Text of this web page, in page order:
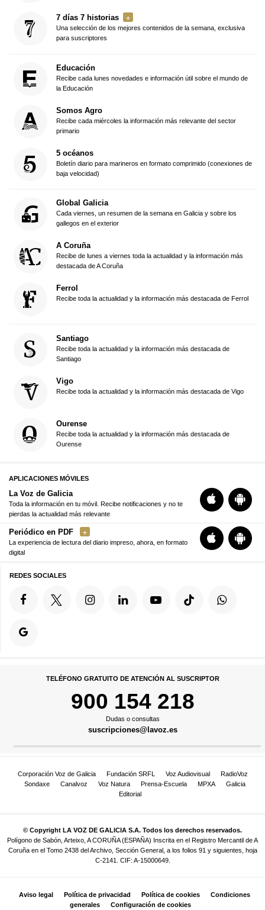
7 días 7 historias
Una selección de los mejores contenidos de la semana, exclusiva
para suscriptores
Educación
Recibe cada lunes novedades e información útil sobre el mundo de
la Educación
Somos Agro
Recibe cada miércoles la información más relevante del sector
primario
5 océanos
Boletín diario para marineros en formato comprimido (conexiones de
baja velocidad)
Global Galicia
Cada viernes, un resumen de la semana en Galicia y sobre los
gallegos en el exterior
A Coruña
Recibe de lunes a viernes toda la actualidad y la información más
destacada de A Coruña
Ferrol
Recibe toda la actualidad y la información más destacada de Ferrol
Santiago
Recibe toda la actualidad y la información más destacada de
Santiago
Vigo
Recibe toda la actualidad y la información más destacada de Vigo
Ourense
Recibe toda la actualidad y la información más destacada de
Ourense
APLICACIONES MÓVILES
La Voz de Galicia
Toda la información en tu móvil. Recibe notificaciones y no te
pierdas la actualidad más relevante
Periódico en PDF
La experiencia de lectura del diario impreso, ahora, en formato
digital
REDES SOCIALES
TELÉFONO GRATUITO DE ATENCIÓN AL SUSCRIPTOR
900 154 218
Dudas o consultas
suscripciones@lavoz.es
Corporación Voz de Galicia Fundación SRFL Voz Audiovisual
RadioVoz
Sondaxe
Canalvoz Voz Natura Prensa-Escuela MPXA
Galicia
Editorial
© Copyright LA VOZ DE GALICIA S.A. Todos los derechos reservados.
Polígono de Sabón, Arteixo, A CORUÑA (ESPAÑA) Inscrita en el Registro Mercantil de A
Coruña en el Tomo 2438 del Archivo, Sección General, a los folios 91 y siguientes, hoja
C-2141. CIF: A-15000649.
Aviso legal Política de privacidad Política de cookies
Condiciones
generales
Configuración de cookies